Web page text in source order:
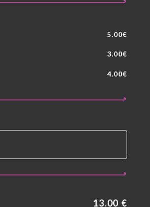
5.00€
3.00€
4.00€
13.00 €